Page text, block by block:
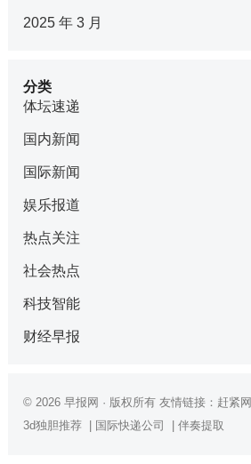
2025 年 3 月
分类
体坛速递
国内新闻
国际新闻
娱乐报道
热点关注
社会热点
科技智能
财经早报
© 2026 早报网 · 版权所有 友情链接： 赶紧网
3d独胆推荐| 国际快递公司 伴奏提取